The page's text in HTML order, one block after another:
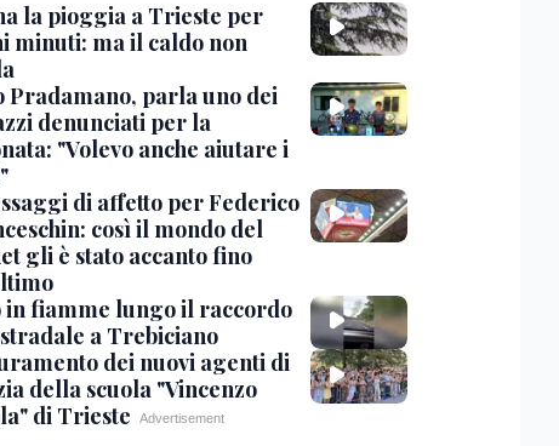
la pioggia a Trieste per
minuti: ma il caldo non
Pradamano, parla uno dei
denunciati per la
"Volevo anche aiutare i
di affetto per Federico
così il mondo del
gli è stato accanto fino
in fiamme lungo il raccordo
a Trebiciano
dei nuovi agenti di
della scuola "Vincenzo
di Trieste